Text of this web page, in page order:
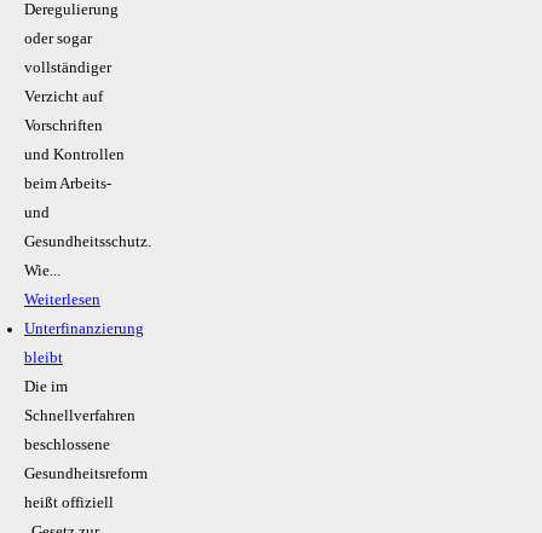
Deregulierung
oder sogar
vollständiger
Verzicht auf
Vorschriften
und Kontrollen
beim Arbeits-
und
Gesundheitsschutz.
Wie...
Weiterlesen
Unterfinanzierung
bleibt
Die im
Schnellverfahren
beschlossene
Gesundheitsreform
heißt offiziell